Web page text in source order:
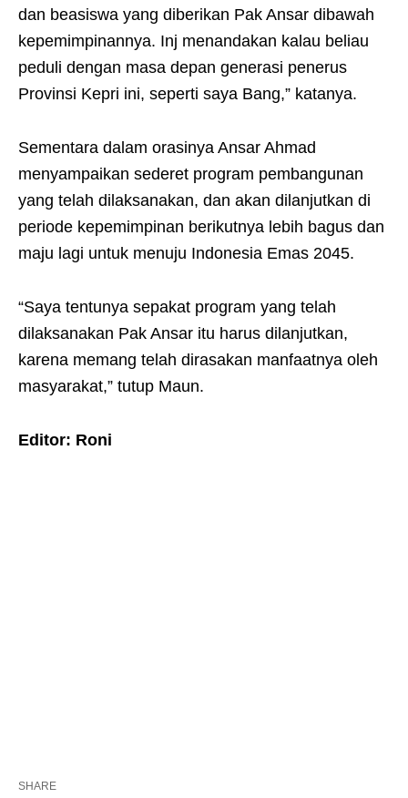
dan beasiswa yang diberikan Pak Ansar dibawah
kepemimpinannya. Inj menandakan kalau beliau
peduli dengan masa depan generasi penerus
Provinsi Kepri ini, seperti saya Bang,” katanya.
Sementara dalam orasinya Ansar Ahmad
menyampaikan sederet program pembangunan
yang telah dilaksanakan, dan akan dilanjutkan di
periode kepemimpinan berikutnya lebih bagus dan
maju lagi untuk menuju Indonesia Emas 2045.
“Saya tentunya sepakat program yang telah
dilaksanakan Pak Ansar itu harus dilanjutkan,
karena memang telah dirasakan manfaatnya oleh
masyarakat,” tutup Maun.
Editor: Roni
SHARE